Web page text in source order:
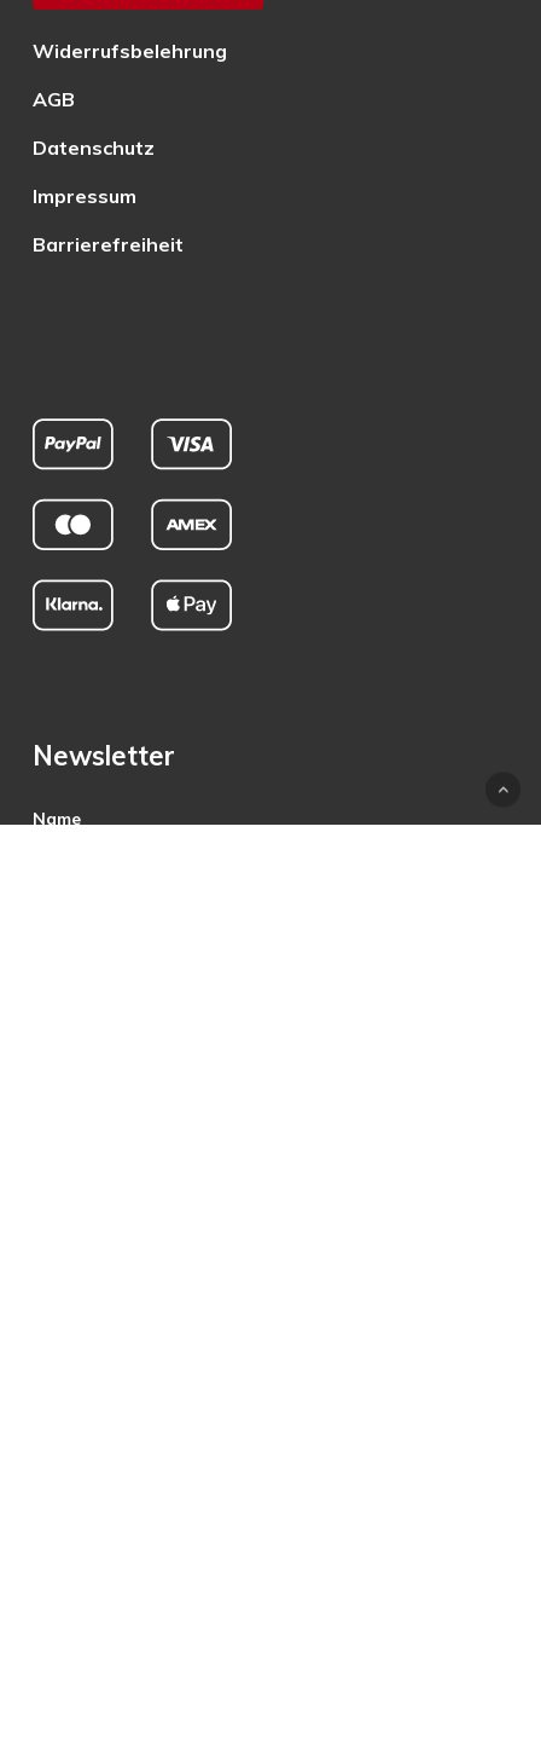
Widerrufsbelehrung
AGB
Datenschutz
Impressum
Barrierefreiheit
Newsletter
Name